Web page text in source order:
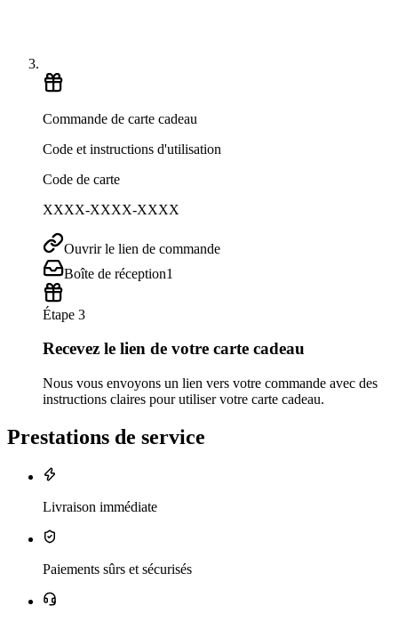
Commande de carte cadeau
Code et instructions d'utilisation
Code de carte
XXXX-XXXX-XXXX
Ouvrir le lien de commande
Boîte de réception1
Étape 3
Recevez le lien de votre carte cadeau
Nous vous envoyons un lien vers votre commande avec des
instructions claires pour utiliser votre carte cadeau.
Prestations de service
Livraison immédiate
Paiements sûrs et sécurisés